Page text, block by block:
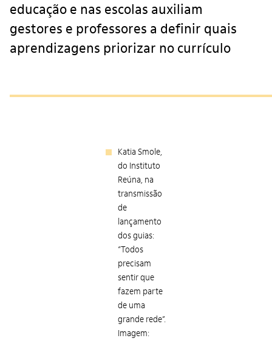
educação e nas escolas auxiliam
gestores e professores a definir quais
aprendizagens priorizar no currículo
Katia Smole,
do Instituto
Reúna, na
transmissão
de
lançamento
dos guias:
“Todos
precisam
sentir que
fazem parte
de uma
grande rede”.
Imagem: